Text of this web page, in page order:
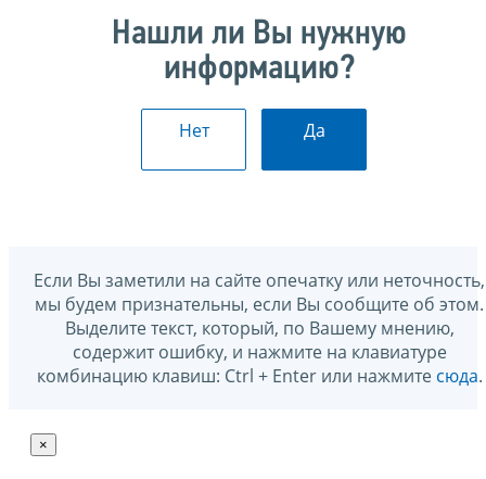
Нашли ли Вы нужную
информацию?
Нет Да
Если Вы заметили на сайте опечатку или неточность,
мы будем признательны, если Вы сообщите об этом.
Выделите текст, который, по Вашему мнению,
содержит ошибку, и нажмите на клавиатуре
комбинацию клавиш: Ctrl + Enter или нажмите сюда.
×